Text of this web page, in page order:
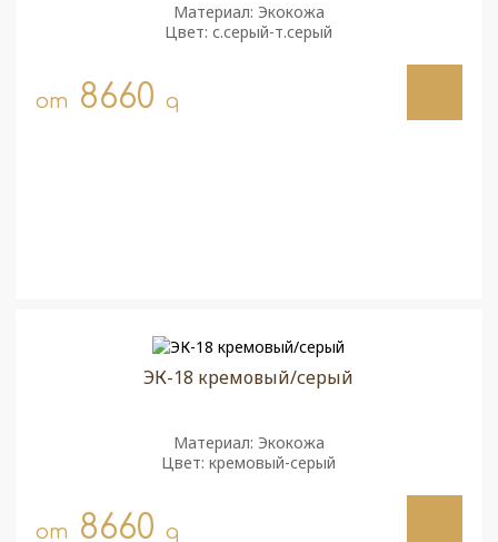
Материал: Экокожа
Цвет: с.серый-т.серый
от 8660 q
ЭК-18 кремовый/серый
Материал: Экокожа
Цвет: кремовый-серый
от 8660 q